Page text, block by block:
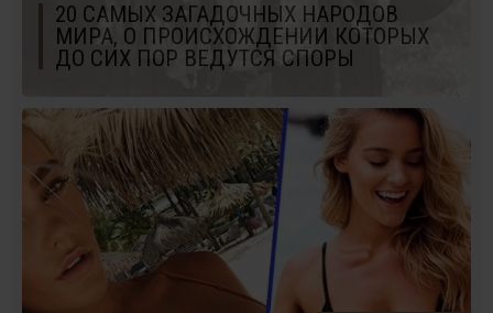
20 САМЫХ ЗАГАДОЧНЫХ НАРОДОВ
МИРА, О ПРОИСХОЖДЕНИИ КОТОРЫХ
ДО СИХ ПОР ВЕДУТСЯ СПОРЫ